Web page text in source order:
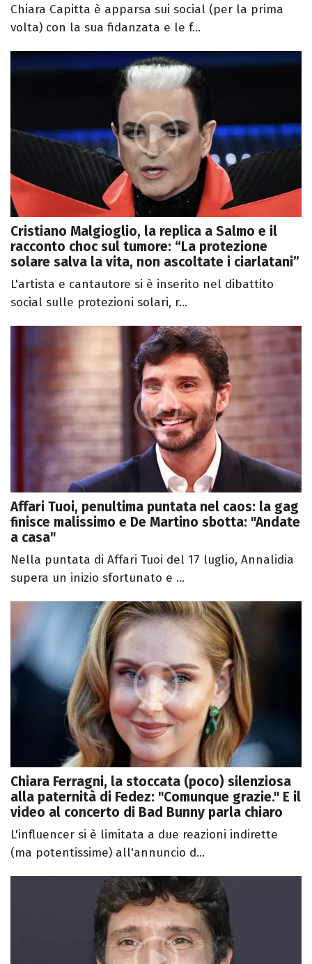
Chiara Capitta è apparsa sui social (per la prima
volta) con la sua fidanzata e le f...
Cristiano Malgioglio, la replica a Salmo e il
racconto choc sul tumore: “La protezione
solare salva la vita, non ascoltate i ciarlatani”
L'artista e cantautore si è inserito nel dibattito
social sulle protezioni solari, r...
Affari Tuoi, penultima puntata nel caos: la gag
finisce malissimo e De Martino sbotta: "Andate
a casa"
Nella puntata di Affari Tuoi del 17 luglio, Annalidia
supera un inizio sfortunato e ...
Chiara Ferragni, la stoccata (poco) silenziosa
alla paternità di Fedez: "Comunque grazie." E il
video al concerto di Bad Bunny parla chiaro
L'influencer si è limitata a due reazioni indirette
(ma potentissime) all'annuncio d...